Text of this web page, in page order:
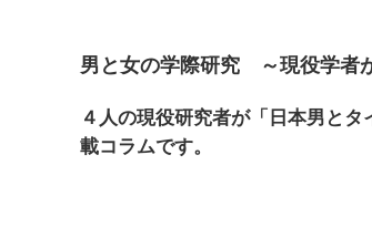
男と女の学際研究 ～現役学者
４人の現役研究者が「日本男と
載コラムです。